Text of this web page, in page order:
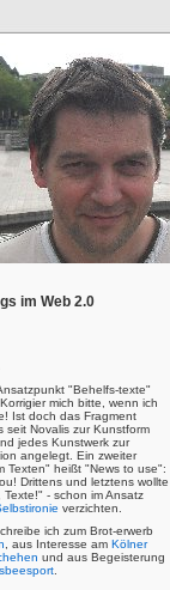
im Web 2.0
"Behelfs-texte"
mich bitte, wenn ich
Ist doch das Fragment
seit Novalis zur Kunstform
jedes Kunstwerk zur
angelegt. Ein zweiter
Texten" heißt "News to use":
Drittens und letztens wollte
Texte!" - schon im Ansatz
verzichten.
ich zum Brot-erwerb
, aus Interesse am Kölner
und aus Begeisterung